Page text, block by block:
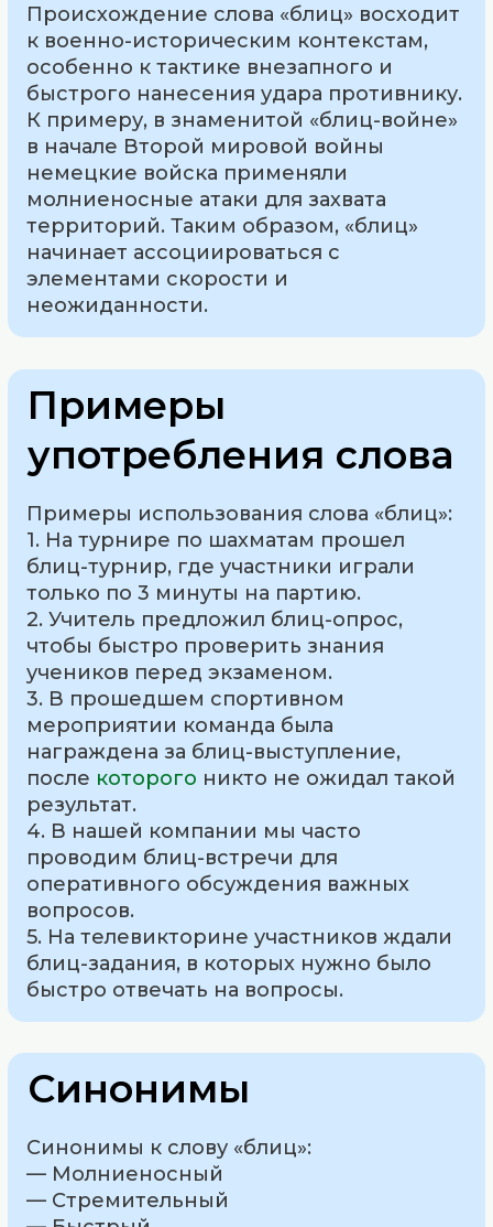
Происхождение слова «блиц» восходит
к военно-историческим контекстам,
особенно к тактике внезапного и
быстрого нанесения удара противнику.
К примеру, в знаменитой «блиц-войне»
в начале Второй мировой войны
немецкие войска применяли
молниеносные атаки для захвата
территорий. Таким образом, «блиц»
начинает ассоциироваться с
элементами скорости и
неожиданности.
Примеры
употребления слова
Примеры использования слова «блиц»:
1. На турнире по шахматам прошел
блиц-турнир, где участники играли
только по 3 минуты на партию.
2. Учитель предложил блиц-опрос,
чтобы быстро проверить знания
учеников перед экзаменом.
3. В прошедшем спортивном
мероприятии команда была
награждена за блиц-выступление,
после которого никто не ожидал такой
результат.
4. В нашей компании мы часто
проводим блиц-встречи для
оперативного обсуждения важных
вопросов.
5. На телевикторине участников ждали
блиц-задания, в которых нужно было
быстро отвечать на вопросы.
Синонимы
Синонимы к слову «блиц»:
— Молниеносный
— Стремительный